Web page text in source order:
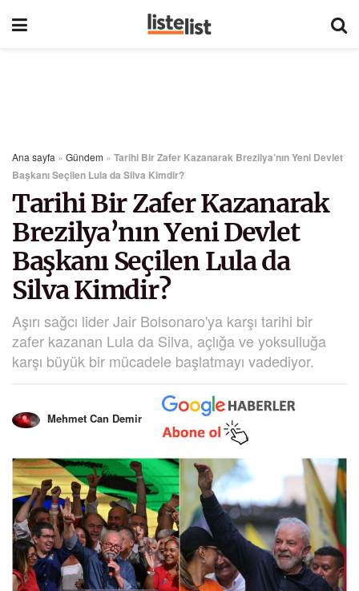
Ana sayfa » Gündem » Tarihi Bir Zafer Kazanarak Brezilya’nın Yeni Devlet
Başkanı Seçilen Lula da Silva Kimdir?
Tarihi Bir Zafer Kazanarak
Brezilya’nın Yeni Devlet
Başkanı Seçilen Lula da
Silva Kimdir?
Aşırı sağcı lider Jair Bolsonaro'ya karşı tarihi bir
zafer kazanan Lula da Silva, açlığa ve yoksulluğa
karşı büyük bir mücadele başlatmayı vadediyor.
Mehmet Can Demir